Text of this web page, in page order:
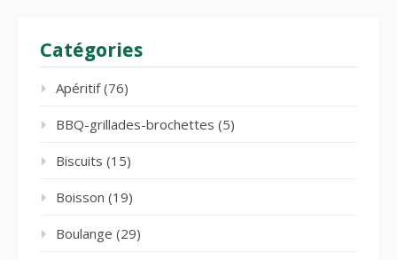
Catégories
Apéritif(76)
BBQ-grillades-brochettes (5)
Biscuits (15)
Boisson (19)
Boulange (29)